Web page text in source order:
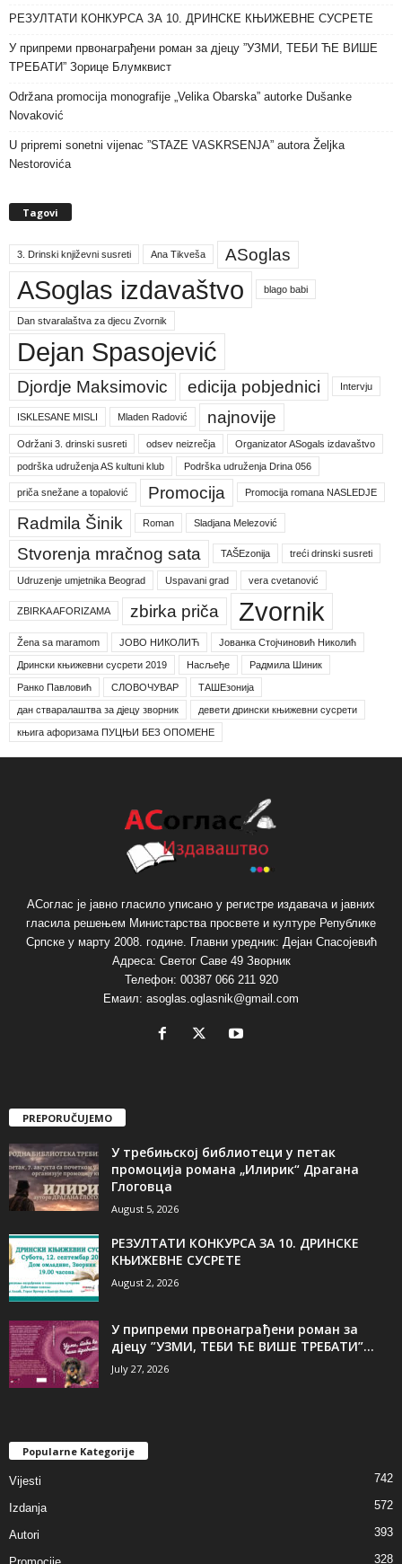
РЕЗУЛТАТИ КОНКУРСА ЗА 10. ДРИНСКЕ КЊИЖЕВНЕ СУСРЕТЕ
У припреми првонаграђени роман за дјецу ”УЗМИ, ТЕБИ ЋЕ ВИШЕ
ТРЕБАТИ” Зорице Блумквист
Održana promocija monografije „Velika Obarska” autorke Dušanke
Novaković
U pripremi sonetni vijenac ”STAZE VASKRSENJA” autora Željka
Nestorovića
Tagovi
3. Drinski književni susreti Ana Tikveša ASoglas
ASoglas izdavaštvo blago babi
Dan stvaralaštva za djecu Zvornik
Dejan Spasojević
Djordje Maksimovic edicija pobjednici Intervju
ISKLESANE MISLI Mladen Radović najnovije
Održani 3. drinski susreti odsev neizrečja Organizator ASogals izdavaštvo
podrška udruženja AS kultuni klub Podrška udruženja Drina 056
priča snežane a topalović Promocija Promocija romana NASLEDJE
Radmila Šinik Roman Sladjana Melezović
Stvorenja mračnog sata TAŠEzonija treći drinski susreti
Udruzenje umjetnika Beograd Uspavani grad vera cvetanović
ZBIRKA AFORIZAMA zbirka priča Zvornik
Žena sa maramom ЈОВО НИКОЛИЋ Јованка Стојчиновић Николић
Дрински књижевни сусрети 2019 Насљеђе Радмила Шиник
Ранко Павловић СЛОВОЧУВАР ТАШЕзонија
дан стваралаштва за дјецу зворник девети дрински књижевни сусрети
књига афоризама ПУЦЊИ БЕЗ ОПОМЕНЕ
АСоглас је јавно гласило уписано у регистре издавача и јавних
гласила решењем Министарства просвете и културе Републике
Српске у марту 2008. године. Главни уредник: Дејан Спасојевић
Адреса: Светог Саве 49 Зворник
Телефон: 00387 066 211 920
Емаил: asoglas.oglasnik@gmail.com
PREPORUČUJEMO
У требињској библиотеци у петак
промоција романа „Илирик“ Драгана
Глоговца
August 5, 2026
РЕЗУЛТАТИ КОНКУРСА ЗА 10. ДРИНСКЕ
КЊИЖЕВНЕ СУСРЕТЕ
August 2, 2026
У припреми првонаграђени роман за
дјецу ”УЗМИ, ТЕБИ ЋЕ ВИШЕ ТРЕБАТИ”...
July 27, 2026
Popularne Kategorije
Vijesti 742
Izdanja 572
Autori 393
328